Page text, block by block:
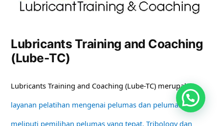
Lubricants Training and Coaching
(Lube-TC)
Lubricants Training and Coaching (Lube-TC) merupakan
layanan pelatihan mengenai pelumas dan pelumasan
meliputi pemilihan pelumas yang tepat, Tribology dan